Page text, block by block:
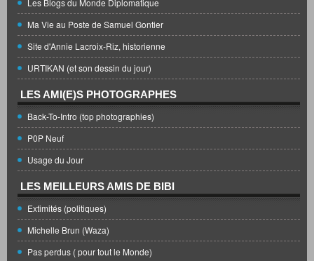
Ma Vie au Poste de Samuel Gontier
Site d'Annie Lacroix-Riz, historienne
URTIKAN (et son dessin du jour)
LES AMI(E)S PHOTOGRAPHES
Back-To-Intro (top photographies)
P0P Neuf
Usage du Jour
LES MEILLEURS AMIS DE BIBI
Extimités (politiques)
Michelle Brun (Waza)
Pas perdus ( pour tout le Monde)